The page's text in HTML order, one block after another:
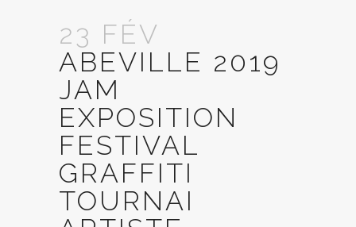
23 FÉV
ABEVILLE 2019
JAM
EXPOSITION
FESTIVAL
GRAFFITI
TOURNAI